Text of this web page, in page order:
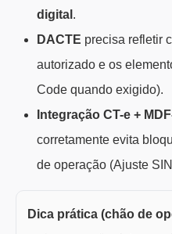
digital .
DACTE precisa refletir
autorizado e os
Code quando exigido).
Integração CT-e +
corretamente evita
de operação (Ajuste
Dica prática (chão de